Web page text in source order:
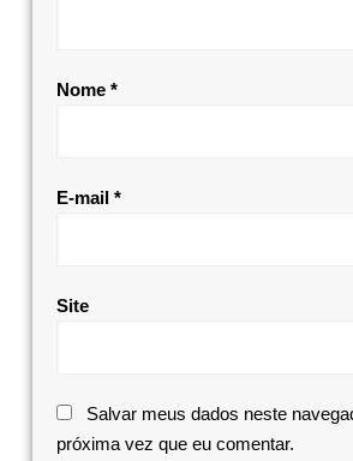
Nome *
E-mail *
Site
Salvar meus dados neste
próxima vez que eu comentar.